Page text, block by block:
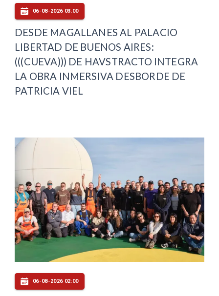
06-08-2026 03:00
DESDE MAGALLANES AL PALACIO
LIBERTAD DE BUENOS AIRES:
(((CUEVA))) DE HAVSTRACTO INTEGRA
LA OBRA INMERSIVA DESBORDE DE
PATRICIA VIEL
06-08-2026 02:00